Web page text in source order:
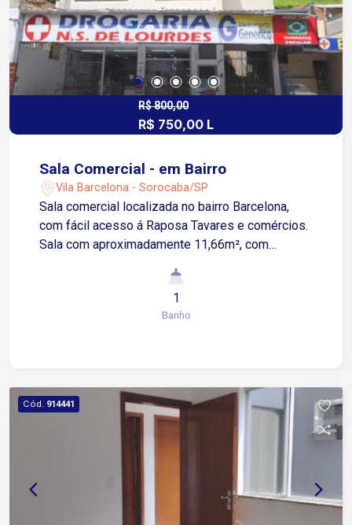
R$ 800,00
R$ 750,00 L
Sala Comercial - em Bairro
Vila Barcelona - Sorocaba/SP
Sala comercial localizada no bairro Barcelona,
com fácil acesso á Raposa Tavares e comércios.
Sala com aproximadamente 11,66m², com
1
Banho
Cód. 914441